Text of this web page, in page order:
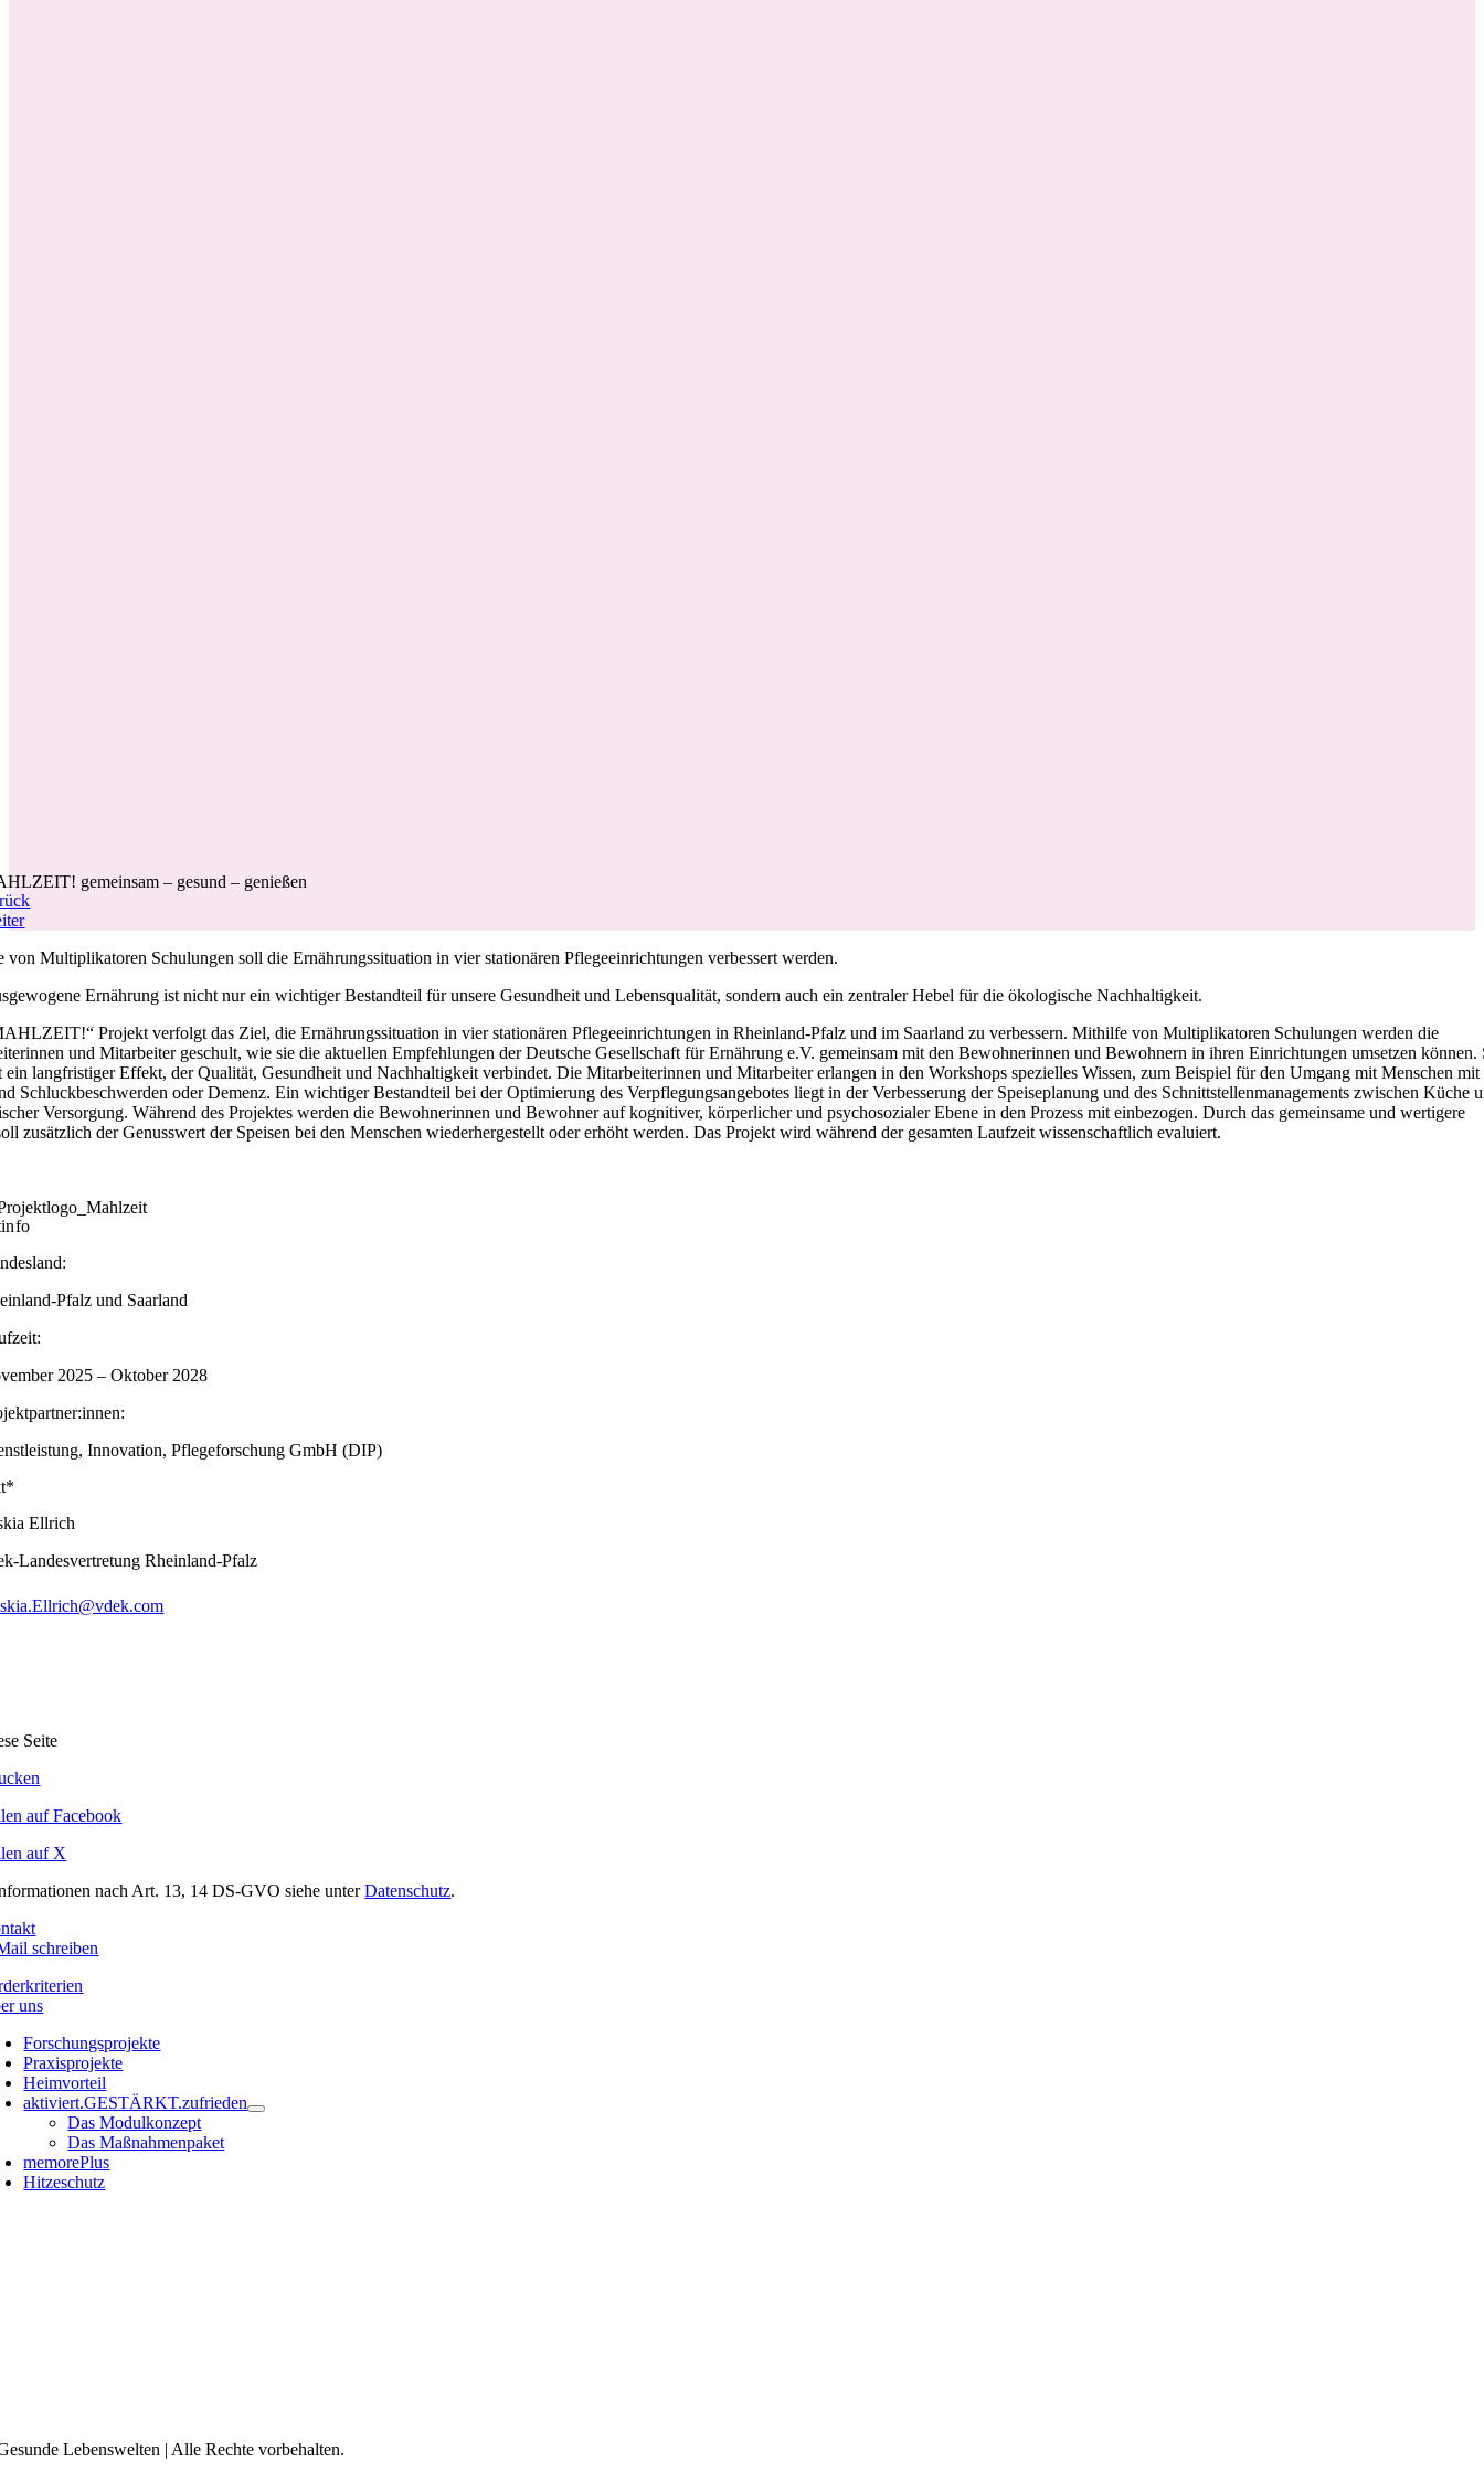
gemeinsam – gesund – genießen
von Multiplikatoren Schulungen soll die Ernährungssituation in vier stationären Pflegeeinrichtungen verbessert werden.
Ernährung ist nicht nur ein wichtiger Bestandteil für unsere Gesundheit und Lebensqualität, sondern auch ein zentraler Hebel für die ökologische Nachhaltigkeit.
Projekt verfolgt das Ziel, die Ernährungssituation in vier stationären Pflegeeinrichtungen in Rheinland-Pfalz und im Saarland zu verbessern. Mithilfe von Multiplikatoren Schulungen werden die
und Mitarbeiter geschult, wie sie die aktuellen Empfehlungen der Deutsche Gesellschaft für Ernährung e.V. gemeinsam mit den Bewohnerinnen und Bewohnern in ihren Einrichtungen umsetzen können.
ein langfristiger Effekt, der Qualität, Gesundheit und Nachhaltigkeit verbindet. Die Mitarbeiterinnen und Mitarbeiter erlangen in den Workshops spezielles Wissen, zum Beispiel für den Umgang mit Menschen mit
Schluckbeschwerden oder Demenz. Ein wichtiger Bestandteil bei der Optimierung des Verpflegungsangebotes liegt in der Verbesserung der Speiseplanung und des Schnittstellenmanagements zwischen Küche
Versorgung. Während des Projektes werden die Bewohnerinnen und Bewohner auf kognitiver, körperlicher und psychosozialer Ebene in den Prozess mit einbezogen. Durch das gemeinsame und wertigere
zusätzlich der Genusswert der Speisen bei den Menschen wiederhergestellt oder erhöht werden. Das Projekt wird während der gesamten Laufzeit wissenschaftlich evaluiert.
Pfalz und Saarland
2025 – Oktober 2028
Innovation, Pflegeforschung GmbH (DIP)
Ellrich
Landesvertretung Rheinland-Pfalz
Seite
auf Facebook
auf X
nach Art. 13, 14 DS-GVO siehe unterDatenschutz.
schreiben
uns
Forschungsprojekte
Praxisprojekte
Heimvorteil
aktiviert.GESTÄRKT.zufrieden
Das Modulkonzept
Das Maßnahmenpaket
memorePlus
Hitzeschutz
Lebenswelten | Alle Rechte vorbehalten.